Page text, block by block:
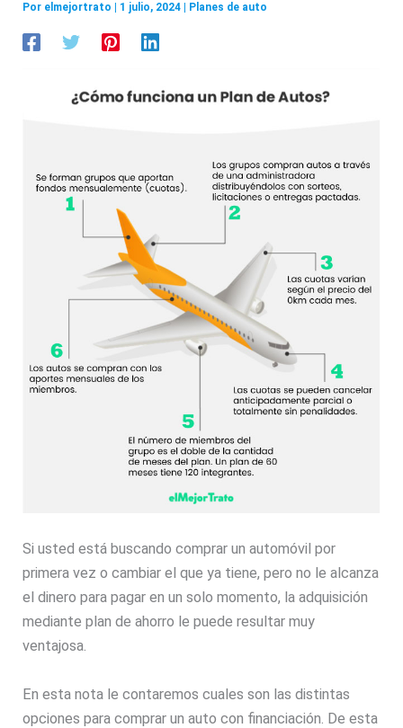
Por elmejortrato 1 julio, 2024 Planes de auto
Si usted está buscando comprar un automóvil por
primera vez o cambiar el que ya tiene, pero no le alcanza
el dinero para pagar en un solo momento, la adquisición
mediante plan de ahorro le puede resultar muy
ventajosa.
En esta nota le contaremos cuales son las distintas
opciones para comprar un auto con financiación. De esta